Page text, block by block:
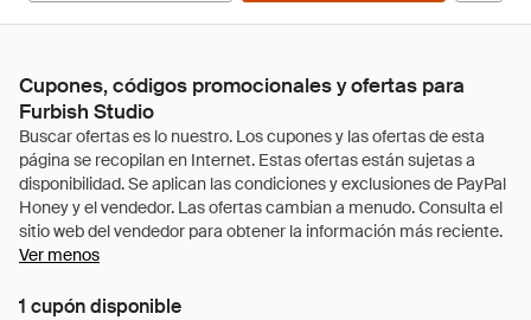
Cupones, códigos promocionales y ofertas para
Furbish Studio
Ver menos
1 cupón disponible